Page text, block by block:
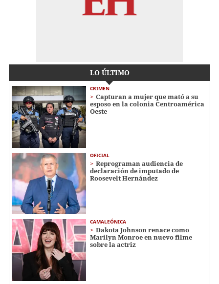
LO ÚLTIMO
CRIMEN
Capturan a mujer que mató a su
esposo en la colonia Centroamérica
Oeste
OFICIAL
Reprograman audiencia de
declaración de imputado de
Roosevelt Hernández
CAMALEÓNICA
Dakota Johnson renace como
Marilyn Monroe en nuevo filme
sobre la actriz